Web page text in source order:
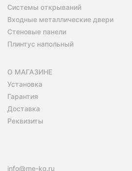
Системы открываний
Входные металлические двери
Стеновые панели
Плинтус напольный
О МАГАЗИНЕ
Установка
Гарантия
Доставка
Реквизиты
info@me-ko.ru